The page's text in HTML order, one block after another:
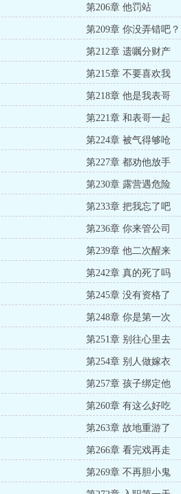
第206章 他罚站
第209章 你没弄错吧？
第212章 遗嘱分财产
第215章 不要喜欢我
第218章 他是我表哥
第221章 和表哥一起
第224章 被气得够呛
第227章 都劝他放手
第230章 露营遇危险
第233章 把我忘了吧
第236章 你来管公司
第239章 他二次醒来
第242章 真的死了吗
第245章 没有资格了
第248章 你是第一次
第251章 别往心里去
第254章 别人做嫁衣
第257章 孩子绑定他
第260章 有这么好吃
第263章 故地重游了
第266章 看完戏再走
第269章 不再胆小鬼